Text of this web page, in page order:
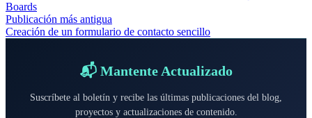
Boards
Publicación más antigua
Creación de un formulario de contacto sencillo
📬 Mantente Actualizado
Suscríbete al boletín y recibe las últimas publicaciones del blog,
proyectos y actualizaciones de contenido.